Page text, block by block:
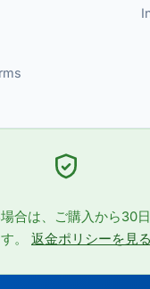
合は、ご購入から30
。 返金ポリシーを見る